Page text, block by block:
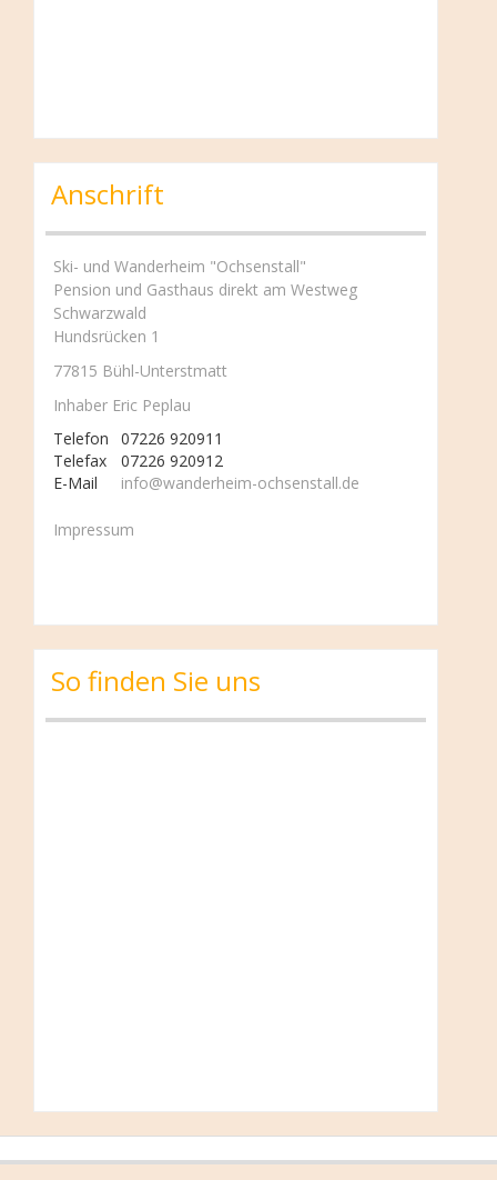
Anschrift
Ski- und Wanderheim "Ochsenstall"
Pension und Gasthaus direkt am Westweg
Schwarzwald
Hundsrücken 1
77815 Bühl-Unterstmatt
Inhaber Eric Peplau
Telefon
Telefax
E-Mail
07226 920911
07226 920912
info@wanderheim-ochsenstall.de
Impressum
So finden Sie uns